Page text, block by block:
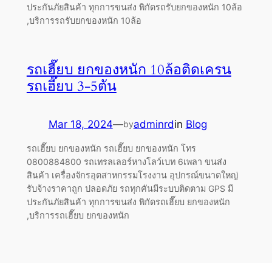
ประกันภัยสินค้า ทุกการขนส่ง พิกัดรถรับยกของหนัก 10ล้อ
,บริการรถรับยกของหนัก 10ล้อ
รถเฮี๊ยบ ยกของหนัก 10ล้อติดเครน
รถเฮี๊ยบ 3-5ตัน
Mar 18, 2024—byadminrdin Blog
รถเฮี๊ยบ ยกของหนัก รถเฮี๊ยบ ยกของหนัก โทร
0800884800 รถเทรลเลอร์หางโลว์เบท 6เพลา ขนส่ง
สินค้า เครื่องจักรอุตสาหกรรมโรงงาน อุปกรณ์ขนาดใหญ่
รับจ้างราคาถูก ปลอดภัย รถทุกคันมีระบบติดตาม GPS มี
ประกันภัยสินค้า ทุกการขนส่ง พิกัดรถเฮี๊ยบ ยกของหนัก
,บริการรถเฮี๊ยบ ยกของหนัก